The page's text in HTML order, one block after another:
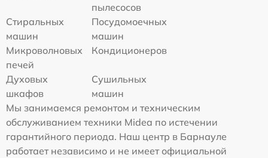
пылесосов
Стиральных
машин
Посудомоечных
машин
Микроволновых
печей
Кондиционеров
Духовых
шкафов
Сушильных
машин
Мы занимаемся ремонтом и техническим
обслуживанием техники Midea по истечении
гарантийного периода. Наш центр в Барнауле
работает независимо и не имеет официальной